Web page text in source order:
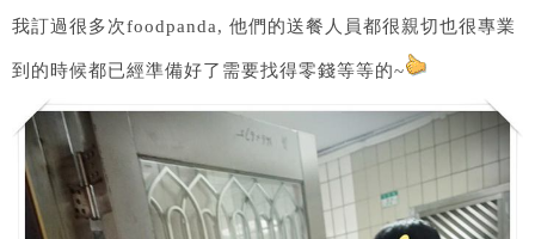
我訂過很多次foodpanda, 他們的送餐人員都很親切也很專業
到的時候都已經準備好了需要找得零錢等等的~